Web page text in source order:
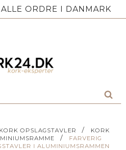
ORDRE I DANMARK
KORK OPSLAGSTAVLER /
KORK
/
FARVERIG
I ALUMINIUMSRAMMEN